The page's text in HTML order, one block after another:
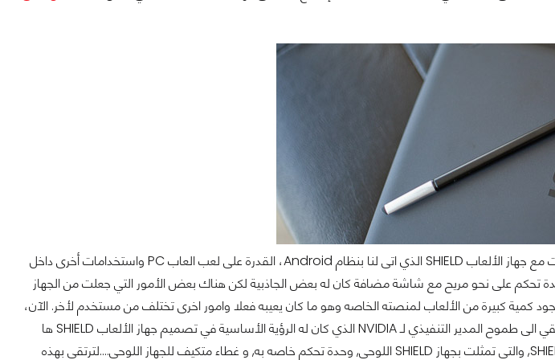
كان لا بد من ملاحظة بعض نقاط الضعف التي اتت مع جهاز الألعاب SHIELD الذي اتى لنا بنظام Android، القدرة على لعب العاب PC واستخدامات أخرى داخل
تحكم على نحو مريح مع شاشة مضافة كان له بعض الجاذبية لكن هناك بعض الأمور التي جعلت من الجهاز
كبيرة من الألعاب لمنصته الخاصه وهو ما كان يعيبه فعلا وامور اخرى تختلف من مستخدم لأخر. الآن،
لإدراج بعض من قابلية التنقل وتحسين المنتج ليرتقي الى طموح المدير التنفيذي لـ NVIDIA الذي كان له الرؤية الأساسية في تصميم جهاز الألعاب SHIELD ها
هي NVIDIA تقدم تشكيلتها الجديدة من منصة SHIELD, والتي تمثلت بجهاز SHIELD اللوحي, وحدة تحكم خاصه به, و غطاء متكيف للجهاز اللوحي....لترتقي بهذه